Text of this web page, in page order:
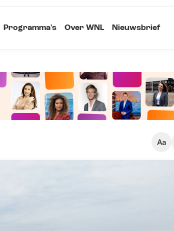
Programma's Over WNL Nieuwsbrief